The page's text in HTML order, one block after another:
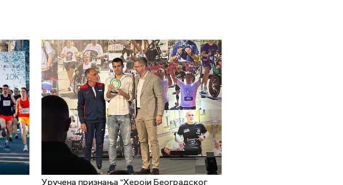
Уручена признања "Хероји Београдског